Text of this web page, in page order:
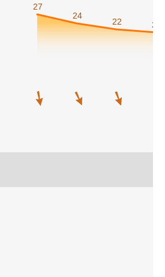
27
24
22 21